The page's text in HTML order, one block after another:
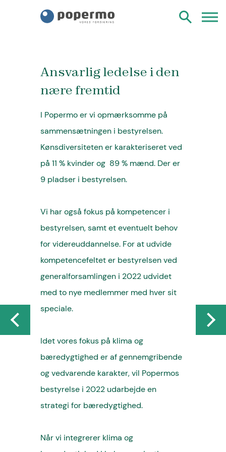
Ansvarlig ledelse i den
nære fremtid
I Popermo er vi opmærksomme på
sammensætningen i bestyrelsen.
Kønsdiversiteten er karakteriseret ved
på 11 % kvinder og 89 % mænd. Der er
9 pladser i bestyrelsen.
Vi har også fokus på kompetencer i
bestyrelsen, samt et eventuelt behov
for videreuddannelse. For at udvide
kompetencefeltet er bestyrelsen ved
generalforsamlingen i 2022 udvidet
med to nye medlemmer med hver sit
speciale.
Idet vores fokus på klima og
bæredygtighed er af gennemgribende
og vedvarende karakter, vil Popermos
bestyrelse i 2022 udarbejde en
strategi for bæredygtighed.
Når vi integrerer klima og